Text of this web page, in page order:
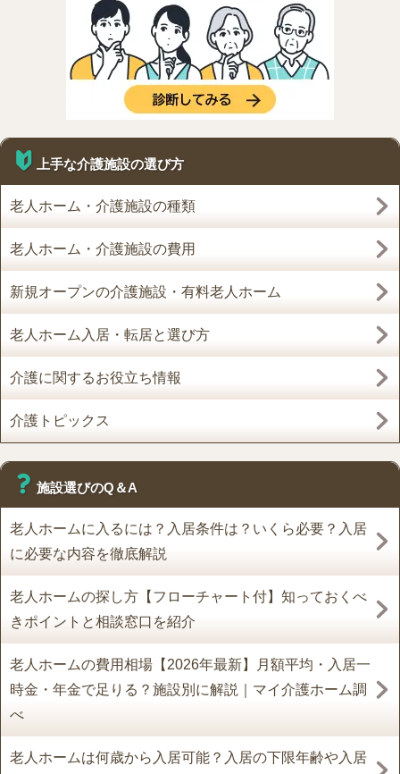
上手な介護施設の選び方
老人ホーム・介護施設の種類
老人ホーム・介護施設の費用
新規オープンの介護施設・有料老人ホーム
老人ホーム入居・転居と選び方
介護に関するお役立ち情報
介護トピックス
施設選びのQ＆A
老人ホームに入るには？入居条件は？いくら必要？入居
に必要な内容を徹底解説
老人ホームの探し方【フローチャート付】知っておくべ
きポイントと相談窓口を紹介
老人ホームの費用相場【2026年最新】月額平均・入居一
時金・年金で足りる？施設別に解説｜マイ介護ホーム調
べ
老人ホームは何歳から入居可能？入居の下限年齢や入居